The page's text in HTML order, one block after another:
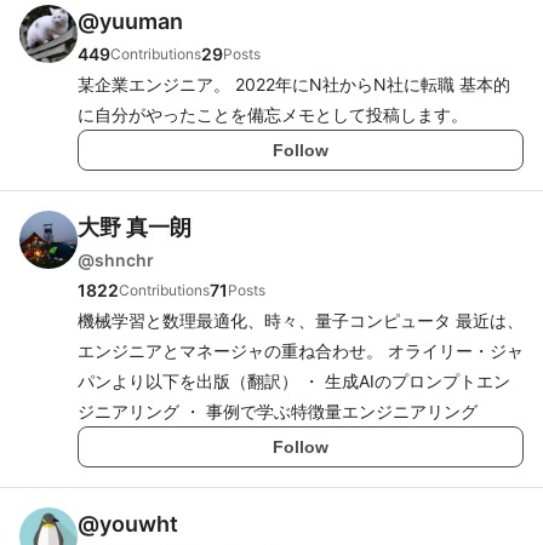
@yuuman
449Contributions29Posts
某企業エンジニア。 2022年にN社からN社に転職 基本的
に自分がやったことを備忘メモとして投稿します。
Follow
大野 真一朗
@shnchr
1822Contributions71 Posts
機械学習と数理最適化、時々、量子コンピュータ 最近は、
エンジニアとマネージャの重ね合わせ。 オライリー・ジャ
パンより以下を出版（翻訳） ・ 生成AIのプロンプトエン
ジニアリング ・ 事例で学ぶ特徴量エンジニアリング
Follow
@youwht